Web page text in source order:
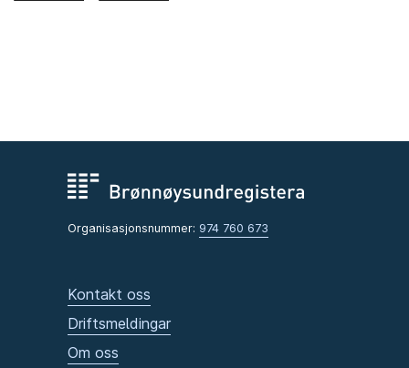
Organisasjonsnummer: 974 760 673
Kontakt oss
Driftsmeldingar
Om oss